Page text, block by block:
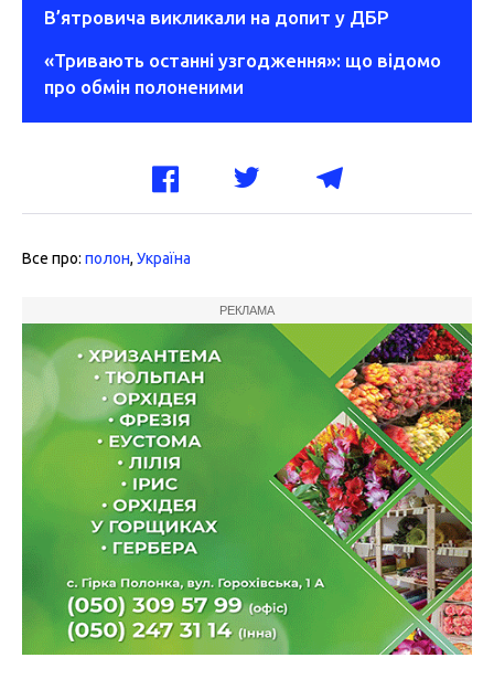
В’ятровича викликали на допит у ДБР
«Тривають останні узгодження»: що відомо
про обмін полоненими
Все про: полон, Україна
РЕКЛАМА